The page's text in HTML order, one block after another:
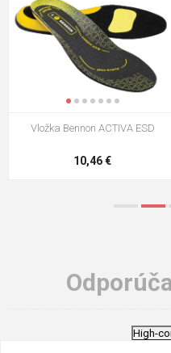
VM Footwear 3009 Vkladacia
5,21 €
High-